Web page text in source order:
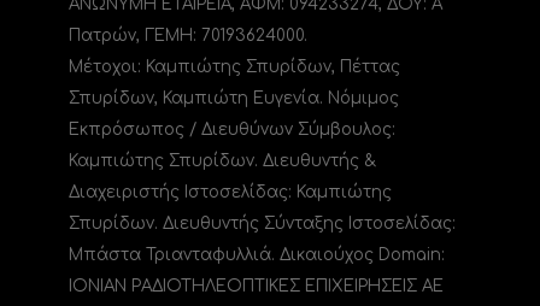
ΑΝΩΝΥΜΗ ΕΤΑΙΡΕΙΑ, ΑΦΜ: 094233274, ΔΟΥ: A
Πατρών, ΓΕΜΗ: 70193624000.
Μέτοχοι: Καμπιώτης Σπυρίδων, Πέττας
Σπυρίδων, Καμπιώτη Ευγενία. Νόμιμος
Εκπρόσωπος / Διευθύνων Σύμβουλος:
Καμπιώτης Σπυρίδων. Διευθυντής &
Διαχειριστής Ιστοσελίδας: Καμπιώτης
Σπυρίδων. Διευθυντής Σύνταξης Ιστοσελίδας:
Μπάστα Τριανταφυλλιά. Δικαιούχος Domain:
ΙΟΝΙΑΝ ΡΑΔΙΟΤΗΛΕΟΠΤΙΚΕΣ ΕΠΙΧΕΙΡΗΣΕΙΣ ΑΕ